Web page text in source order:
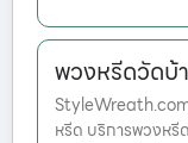
พวงหรีดวัดบ้
หรีด บริการพวงห